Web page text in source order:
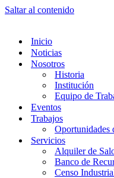
Saltar al contenido
Inicio
Noticias
Nosotros
Historia
Institución
Equipo de
Eventos
Trabajos
Oportunidades
Servicios
Alquiler de
Banco de
Censo